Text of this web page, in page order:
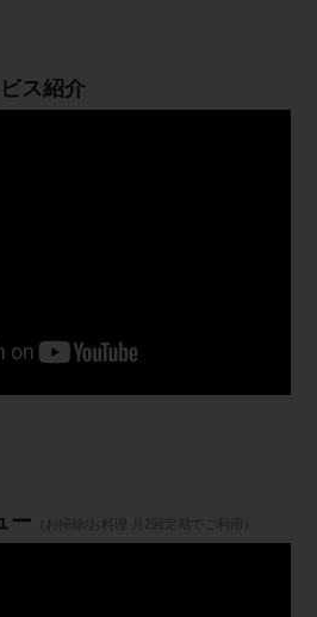
ス紹介
ー （お掃除/お料理 月2回定期でご利用）